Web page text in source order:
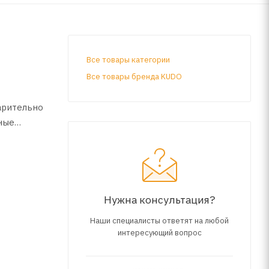
Все товары категории
Все товары бренда KUDO
Нужна консультация?
Наши специалисты ответят на любой
интересующий вопрос